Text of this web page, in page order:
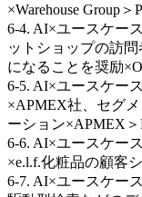
×Warehouse Group＞
6-4. AI×ユースケー
ットショップの訪
になることを奨励
6-5. AI×ユースケー
×APMEX社、セグ
ーション×APMEX＞
6-6. AI×ユースケー
×e.l.f.化粧品の顧客
6-7. AI×ユースケー